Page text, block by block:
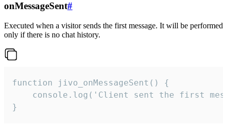
onMessageSent#
Executed when a visitor sends the first message. It will be performed
only if there is no chat history.
function jivo_onMessageSent() {
console.log('Client sent the first
}